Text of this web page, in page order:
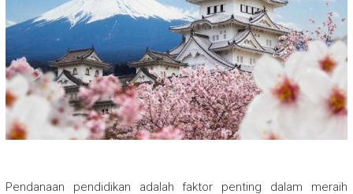
Pendanaan pendidikan adalah faktor penting dalam meraih